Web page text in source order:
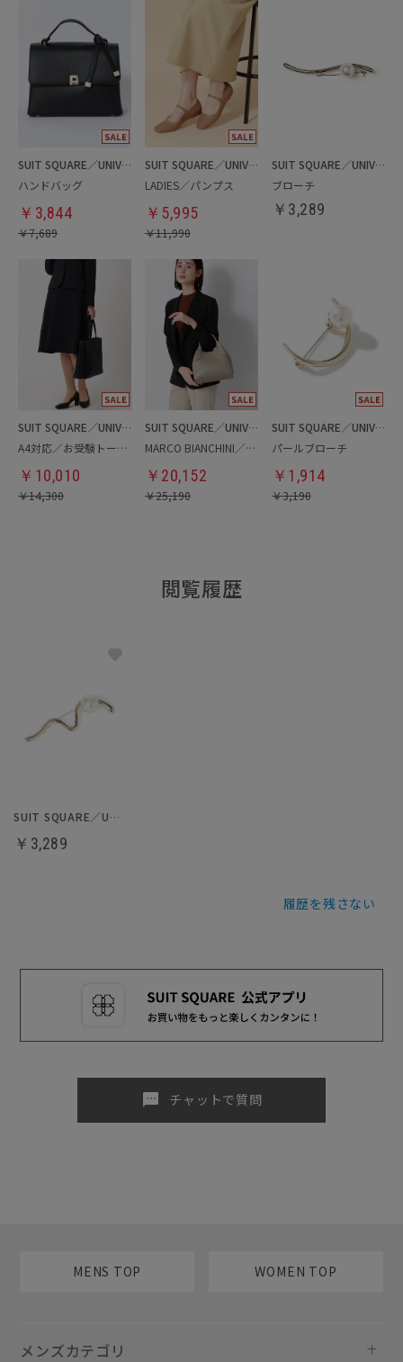
SUIT SQUARE／UNIVERSAL LANGUAGE／WHITE
ハンドバッグ
￥ 3,844
￥7,689
SUIT SQUARE／UNIVERSAL LANGUAGE／WHITE
LADIES／パンプス
￥ 5,995
￥11,990
SUIT SQUARE／UNIVERSAL LANGUAGE／WHITE
ブローチ
￥ 3,289
SUIT SQUARE／UNIVERSAL LANGUAGE／WHITE
A4対応／お受験トートバッグ
￥ 10,010
￥14,300
SUIT SQUARE／UNIVERSAL LANGUAGE／WHITE
MARCO BIANCHINI／ミニトートバッグ
￥ 20,152
￥25,190
SUIT SQUARE／UNIVERSAL LANGUAGE／WHITE
パールブローチ
￥ 1,914
￥3,190
閲覧履歴
SUIT SQUARE／UNIVERSAL LANGUAGE／WHITE
￥3,289
履歴を残さない
sms チャットで質問
MENS TOP WOMEN TOP
メンズカテゴリ